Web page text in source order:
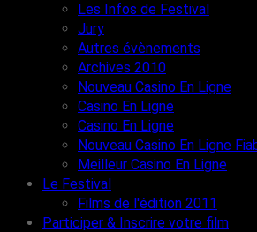
Les Infos de Festival
Jury
Autres évènements
Archives 2010
Nouveau Casino En Ligne
Casino En Ligne
Casino En Ligne
Nouveau Casino En Ligne
Meilleur Casino En Ligne
Le Festival
Films de l'édition 2011
Participer & Inscrire votre film